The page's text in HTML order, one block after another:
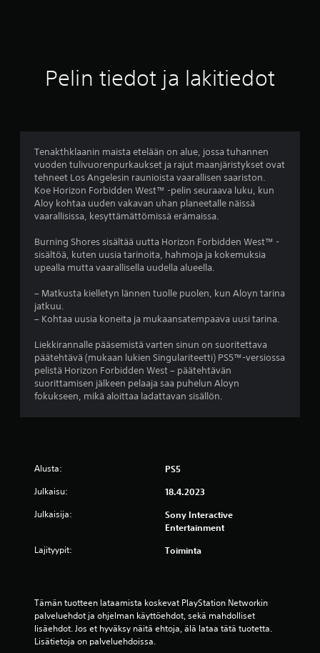
.
t
ä
e
v
i
e
7
3
Pelin tiedot ja lakitiedot
Tenakthklaanin maista etelään on alue, jossa tuhannen
vuoden tulivuorenpurkaukset ja rajut maanjäristykset ovat
tehneet Los Angelesin raunioista vaarallisen saariston.
Koe Horizon Forbidden West™ -pelin seuraava luku, kun
Aloy kohtaa uuden vakavan uhan planeetalle näissä
vaarallisissa, kesyttämättömissä erämaissa.
Burning Shores sisältää uutta Horizon Forbidden West™ -
sisältöä, kuten uusia tarinoita, hahmoja ja kokemuksia
upealla mutta vaarallisella uudella alueella.
– Matkusta kielletyn lännen tuolle puolen, kun Aloyn tarina
jatkuu.
– Kohtaa uusia koneita ja mukaansatempaava uusi tarina.
Liekkirannalle pääsemistä varten sinun on suoritettava
päätehtävä (mukaan lukien Singulariteetti) PS5™-versiossa
pelistä Horizon Forbidden West – päätehtävän
suorittamisen jälkeen pelaaja saa puhelun Aloyn
fokukseen, mikä aloittaa ladattavan sisällön.
Alusta: PS5
Julkaisu: 18.4.2023
Julkaisija:
Sony Interactive
Entertainment
Lajityypit: Toiminta
Tämän tuotteen lataamista koskevat PlayStation Networkin
palveluehdot ja ohjelman käyttöehdot, sekä mahdolliset
lisäehdot. Jos et hyväksy näitä ehtoja, älä lataa tätä tuotetta.
Lisätietoja on palveluehdoissa.